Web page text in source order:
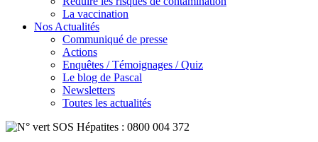
La vaccination
Nos Actualités
Communiqué de presse
Actions
Enquêtes / Témoignages / Quiz
Le blog de Pascal
Newsletters
Toutes les actualités